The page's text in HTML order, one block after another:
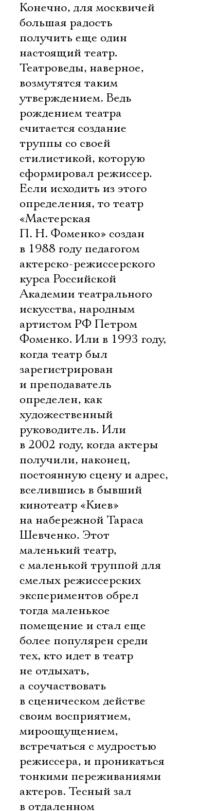
Конечно, для москвичей
большая радость 
получить еще один
настоящий театр.
Театроведы, наверное,
возмутятся таким
утверждением. Ведь
рождением театра
считается создание
труппы со своей
стилистикой, которую
сформировал режиссер.
Если исходить из этого
определения, то театр
«Мастерская
П. Н. Фоменко» создан
в 1988 году педагогом
актерско-режиссерского
курса Российской
Академии театрального
искусства, народным
артистом РФ Петром
Фоменко. Или в 1993 году,
когда театр был
зарегистрирован
и преподаватель
определен, как
художественный
руководитель. Или
в 2002 году, когда актеры
получили, наконец,
постоянную сцену и адрес,
вселившись в бывший
кинотеатр «Киев»
на набережной Тараса
Шевченко. Этот
маленький театр,
с маленькой труппой для
смелых режиссерских
экспериментов обрел
тогда маленькое
помещение и стал еще
более популярен среди
тех, кто идет в театр
не отдыхать,
а соучаствовать
в сценическом действе
своим восприятием,
мироощущением,
встречаться с мудростью
режиссера, и проникаться
тонкими переживаниями
актеров. Тесный зал
в отдаленном